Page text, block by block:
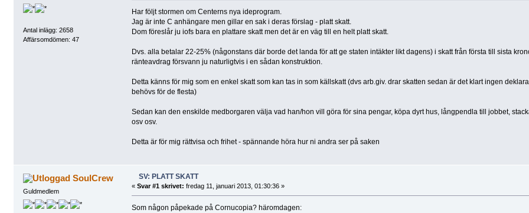
Antal inlägg: 2658
Affärsomdömen: 47
Har följt stormen om Centerns nya ideprogram.
Jag är inte C anhängare men gillar en sak i deras förslag - platt skatt.
Dom föreslår ju iofs bara en plattare skatt men det är en väg till en helt platt skatt.
Dvs. alla betalar 22-25% (någonstans där borde det landa för att ge staten intäkter likt dagens) i skatt från första till sista
ränteavdrag försvann ju naturligtvis i en sådan konstruktion.
Detta känns för mig som en enkel skatt som kan tas in som källskatt (dvs arb.giv. drar skatten sedan är det klart ingen
behövs för de flesta)
Sedan kan den enskilde medborgaren välja vad han/hon vill göra för sina pengar, köpa dyrt hus, långpendla till jobbet,
osv osv.
Detta är för mig rättvisa och frihet - spännande höra hur ni andra ser på saken
SoulCrew
Guldmedlem
SV: PLATT SKATT
« Svar #1 skrivet: fredag 11, januari 2013, 01:30:36 »
Som någon påpekade på Cornucopia? häromdagen: